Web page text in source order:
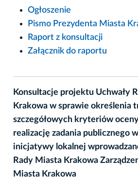
Ogłoszenie
Pismo Prezydenta Miasta
Raport z konsultacji
Załącznik do raportu
Konsultacje projektu Uchwały
Krakowa w sprawie określenia
szczegółowych kryteriów
realizację zadania publicznego
inicjatywy lokalnej
Rady Miasta Krakowa
Miasta Krakowa